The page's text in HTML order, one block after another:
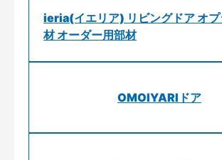
ieria(イエリア) リビングドア オプ
材 オーダー用部材
OMOIYARIドア